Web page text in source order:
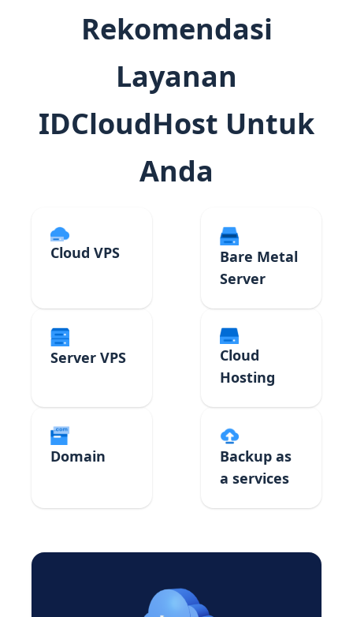
Rekomendasi
Layanan
IDCloudHost Untuk
Anda
Cloud VPS
Bare Metal
Server
Server VPS
Cloud
Hosting
Domain
Backup as
a services